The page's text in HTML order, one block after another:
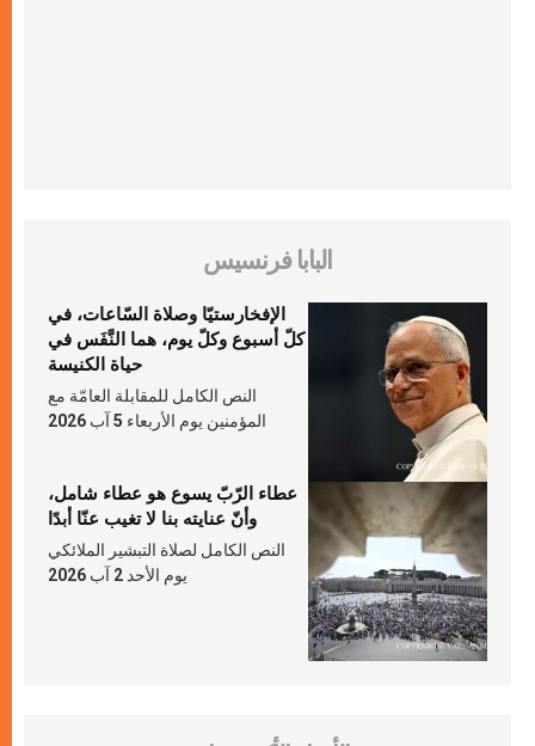
البابا فرنسيس
الإفخارستيّا وصلاة السّاعات، في
كلّ أسبوع وكلّ يوم، هما النَّفَس في
حياة الكنيسة
النص الكامل للمقابلة العامّة مع
المؤمنين يوم الأربعاء 5 آب 2026
عطاء الرّبّ يسوع هو عطاء شامل،
وأنّ عنايته بنا لا تغيب عنّا أبدًا
النص الكامل لصلاة التبشير الملائكي
يوم الأحد 2 آب 2026